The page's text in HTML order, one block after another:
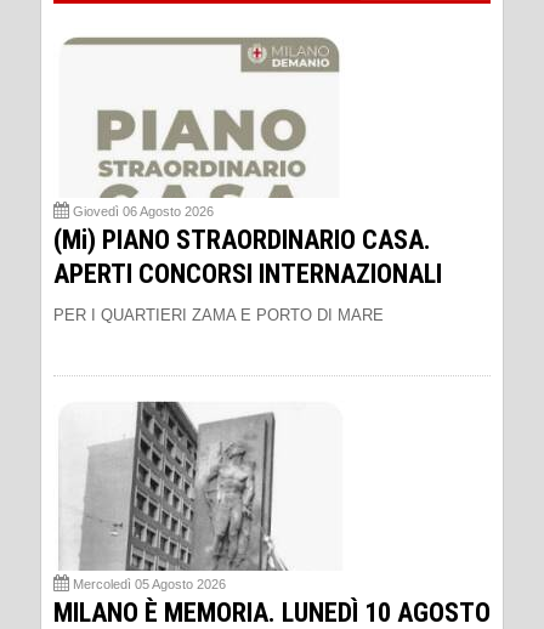
Giovedì 06 Agosto 2026
(Mi) PIANO STRAORDINARIO CASA.
APERTI CONCORSI INTERNAZIONALI
PER I QUARTIERI ZAMA E PORTO DI MARE
Mercoledì 05 Agosto 2026
MILANO È MEMORIA. LUNEDÌ 10 AGOSTO